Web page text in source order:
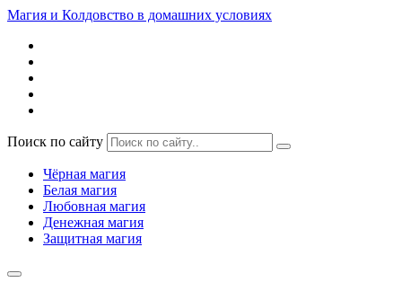
Магия и Колдовство в домашних условиях
Поиск по сайту
Чёрная магия
Белая магия
Любовная магия
Денежная магия
Защитная магия